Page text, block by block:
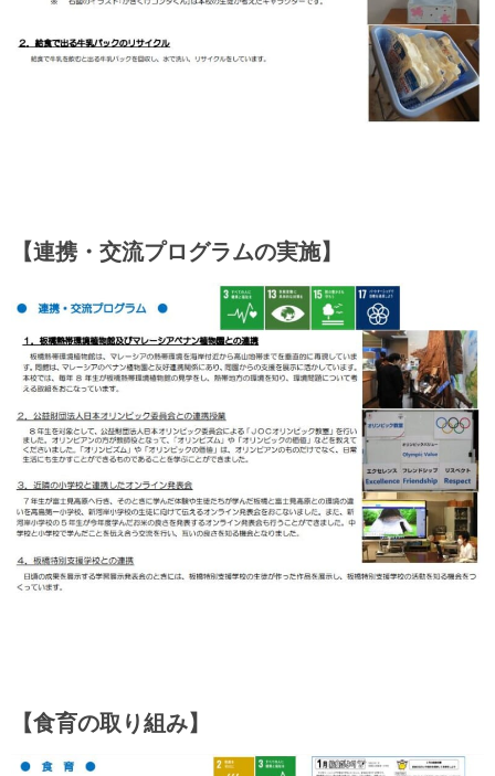
【連携・交流プログラムの実施】
【食育の取り組み】